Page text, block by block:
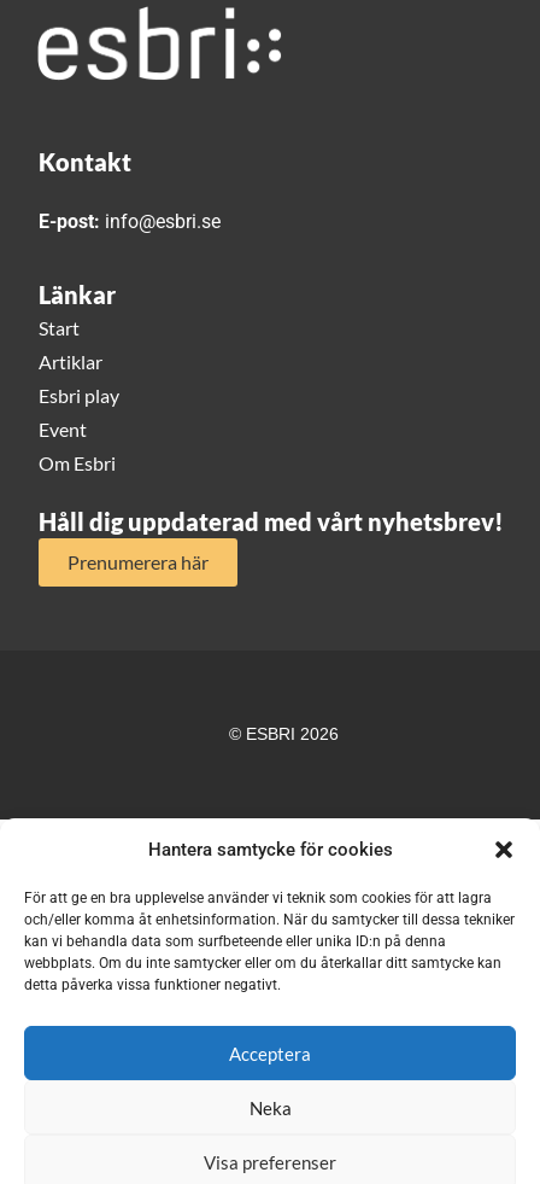
Hantera samtycke för cookies
För att ge en bra upplevelse använder vi teknik som cookies för att lagra
och/eller komma åt enhetsinformation. När du samtycker till dessa tekniker
kan vi behandla data som surfbeteende eller unika ID:n på denna
webbplats. Om du inte samtycker eller om du återkallar ditt samtycke kan
detta påverka vissa funktioner negativt.
Acceptera
Neka
Visa preferenser
Kontakt
E-post: info@esbri.se
Länkar
Start
Artiklar
Esbri play
Event
Om Esbri
Håll dig uppdaterad med vårt nyhetsbrev!
Prenumerera här
© ESBRI 2026